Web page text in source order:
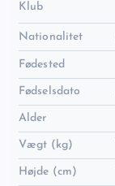
Klub
Nationalitet
Fødested
Fødselsdato
Alder
Vægt (kg)
Højde (cm)